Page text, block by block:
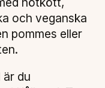
och veganska
pommes eller
är du